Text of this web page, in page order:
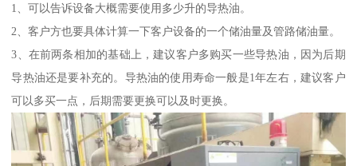
1、可以告诉设备大概需要使用多少升的导热油。
2、客户方也要具体计算一下客户设备的一个储油量及管路储油量。
3、在前两条相加的基础上，建议客户多购买一些导热油，因为后期
导热油还是要补充的。导热油的使用寿命一般是1年左右，建议客户
可以多买一点，后期需要更换可以及时更换。